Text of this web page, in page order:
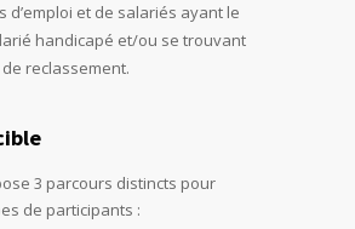
d’emploi et de salariés ayant le
handicapé et/ou se trouvant
reclassement.
3 parcours distincts pour
de participants :